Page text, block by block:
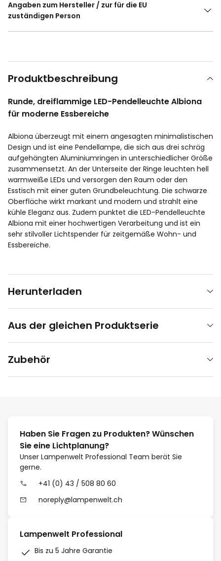
Angaben zum Hersteller / zur für die EU
zuständigen Person
Produktbeschreibung
Runde, dreiflammige LED-Pendelleuchte Albiona
für moderne Essbereiche
Albiona überzeugt mit einem angesagten minimalistischen
Design und ist eine Pendellampe, die sich aus drei schräg
aufgehängten Aluminiumringen in unterschiedlicher Größe
zusammensetzt. An der Unterseite der Ringe leuchten hell
warmweiße LEDs und versorgen den Raum oder den
Esstisch mit einer guten Grundbeleuchtung. Die schwarze
Oberfläche wirkt markant und modern und strahlt eine
kühle Eleganz aus. Zudem punktet die LED-Pendelleuchte
Albiona mit einer hochwertigen Verarbeitung und ist ein
sehr stilvoller Lichtspender für zeitgemäße Wohn- und
Essbereiche.
Herunterladen
Aus der gleichen Produktserie
Zubehör
Haben Sie Fragen zu Produkten? Wünschen
Sie eine Lichtplanung?
Unser Lampenwelt Professional Team berät Sie
gerne.
+41 (0) 43 / 508 80 60
noreply@lampenwelt.ch
Lampenwelt Professional
Bis zu 5 Jahre Garantie